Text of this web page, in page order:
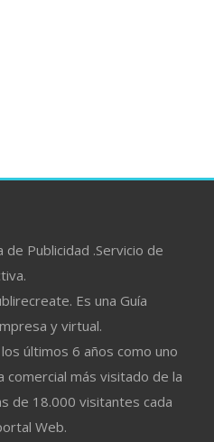
Publicidad .Servicio de
Es una Guía
y virtual.
últimos 6 años como uno
comercial más visitado de la
de 18.000 visitantes cada
Web.